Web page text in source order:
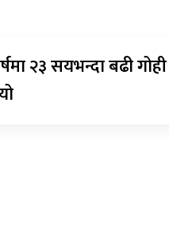
२३ सयभन्दा बढी